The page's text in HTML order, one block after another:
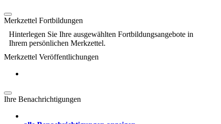
Merkzettel Fortbildungen
Hinterlegen Sie Ihre ausgewählten Fortbildungsangebote in
Ihrem persönlichen Merkzettel.
Merkzettel Veröffentlichungen
Ihre Benachrichtigungen